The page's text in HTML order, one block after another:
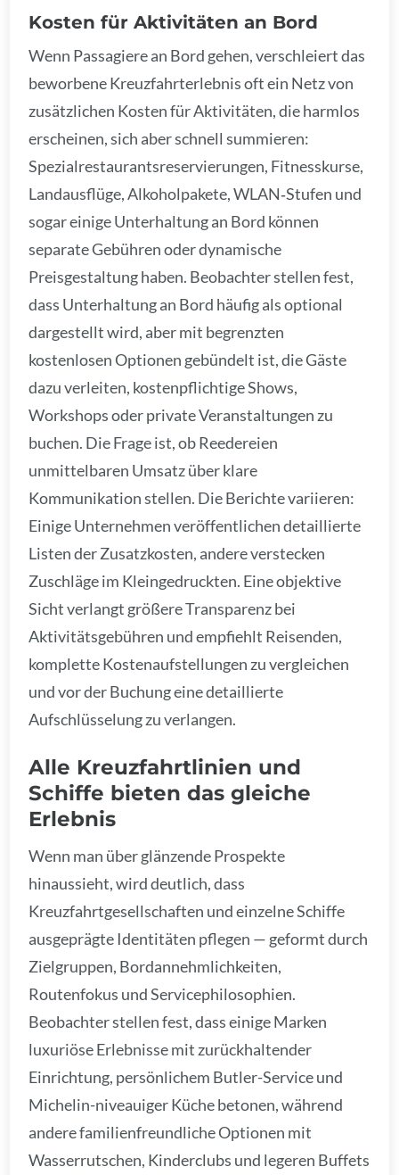
Kosten für Aktivitäten an Bord
Wenn Passagiere an Bord gehen, verschleiert das
beworbene Kreuzfahrterlebnis oft ein Netz von
zusätzlichen Kosten für Aktivitäten, die harmlos
erscheinen, sich aber schnell summieren:
Spezialrestaurantsreservierungen, Fitnesskurse,
Landausflüge, Alkoholpakete, WLAN‑Stufen und
sogar einige Unterhaltung an Bord können
separate Gebühren oder dynamische
Preisgestaltung haben. Beobachter stellen fest,
dass Unterhaltung an Bord häufig als optional
dargestellt wird, aber mit begrenzten
kostenlosen Optionen gebündelt ist, die Gäste
dazu verleiten, kostenpflichtige Shows,
Workshops oder private Veranstaltungen zu
buchen. Die Frage ist, ob Reedereien
unmittelbaren Umsatz über klare
Kommunikation stellen. Die Berichte variieren:
Einige Unternehmen veröffentlichen detaillierte
Listen der Zusatzkosten, andere verstecken
Zuschläge im Kleingedruckten. Eine objektive
Sicht verlangt größere Transparenz bei
Aktivitätsgebühren und empfiehlt Reisenden,
komplette Kostenaufstellungen zu vergleichen
und vor der Buchung eine detaillierte
Aufschlüsselung zu verlangen.
Alle Kreuzfahrtlinien und
Schiffe bieten das gleiche
Erlebnis
Wenn man über glänzende Prospekte
hinaussieht, wird deutlich, dass
Kreuzfahrtgesellschaften und einzelne Schiffe
ausgeprägte Identitäten pflegen — geformt durch
Zielgruppen, Bordannehmlichkeiten,
Routenfokus und Servicephilosophien.
Beobachter stellen fest, dass einige Marken
luxuriöse Erlebnisse mit zurückhaltender
Einrichtung, persönlichem Butler-Service und
Michelin-niveauiger Küche betonen, während
andere familienfreundliche Optionen mit
Wasserrutschen, Kinderclubs und legeren Buffets